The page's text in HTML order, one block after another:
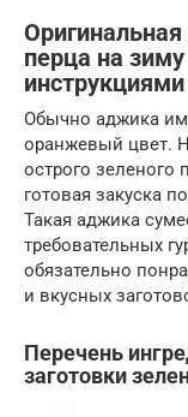
перца на
инструкциями
Обычно аджика
оранжевый цвет.
острого зеленого
готовая закуска
Такая аджика
требовательных
обязательно
и вкусных
Перечень
заготовки